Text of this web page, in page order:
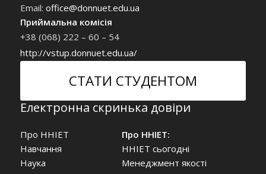
Email: office@donnuet.edu.ua
Приймальна комісія
+38 (068) 222 – 60 – 54
http://vstup.donnuet.edu.ua/
СТАТИ СТУДЕНТОМ
Електронна скринька довіри
Про ННІЕТ
Навчання
Наука
Про ННІЕТ:
ННІЕТ сьогодні
Менеджмент якості